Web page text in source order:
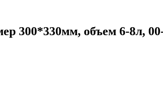
300*330мм, объем 6-8л,